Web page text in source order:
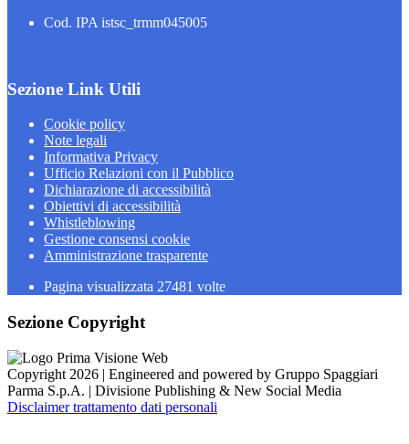
Cod. IPA istsc_trmm045005
Sezione Link Utili
Cookie policy
Note legali
Informativa Privacy
Ufficio Relazioni con il Pubblico
Dichiarazione di accessibilità
Obiettivi di accessibilità
Whistleblowing
Gestione consensi cookie
Amministrazione trasparente
Pagina visualizzata 27481 volte
Sezione Copyright
Copyright 2026 | Engineered and powered by Gruppo Spaggiari
Parma S.p.A. | Divisione Publishing & New Social Media
Disclaimer trattamento dati personali